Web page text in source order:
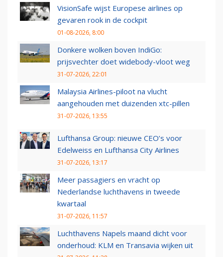
VisionSafe wijst Europese airlines op
gevaren rook in de cockpit
01-08-2026, 8:00
Donkere wolken boven IndiGo:
prijsvechter doet widebody-vloot weg
31-07-2026, 22:01
Malaysia Airlines-piloot na vlucht
aangehouden met duizenden xtc-pillen
31-07-2026, 13:55
Lufthansa Group: nieuwe CEO’s voor
Edelweiss en Lufthansa City Airlines
31-07-2026, 13:17
Meer passagiers en vracht op
Nederlandse luchthavens in tweede
kwartaal
31-07-2026, 11:57
Luchthavens Napels maand dicht voor
onderhoud: KLM en Transavia wijken uit